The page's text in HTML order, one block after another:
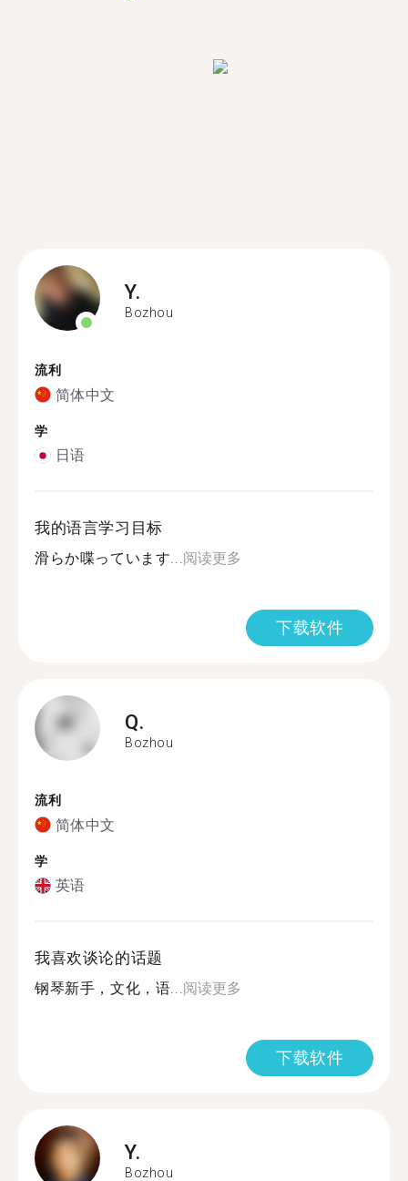
Y.
Bozhou
流利
简体中文
学
日语
我的语言学习目标
滑らか喋っています...阅读更多
下载软件
Q.
Bozhou
流利
简体中文
学
英语
我喜欢谈论的话题
钢琴新手，文化，语...阅读更多
下载软件
Y.
Bozhou